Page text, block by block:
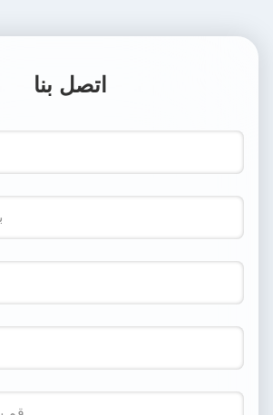
اتصل بنا